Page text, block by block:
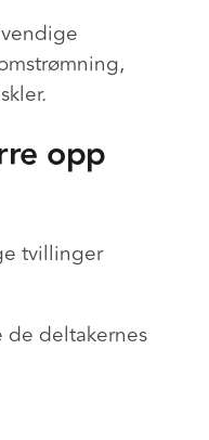
opp
tvillinger
de deltakernes